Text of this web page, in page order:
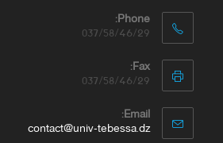
Phone:
037/58/46/29
Fax:
037/58/46/29
Email:
contact@univ-tebessa.dz